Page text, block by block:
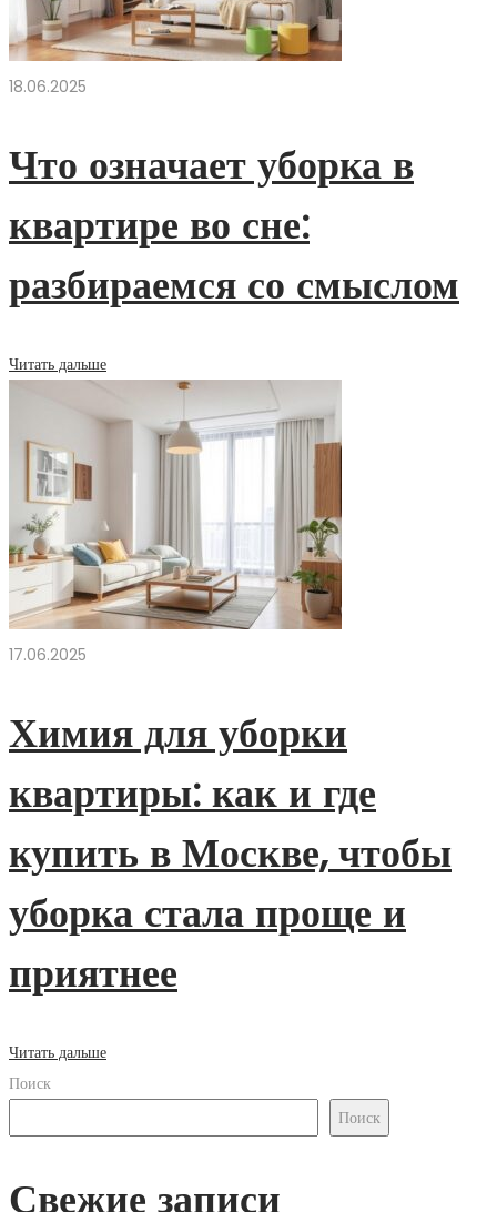
18.06.2025
Что означает уборка в
квартире во сне:
разбираемся со смыслом
Читать дальше
17.06.2025
Химия для уборки
квартиры: как и где
купить в Москве, чтобы
уборка стала проще и
приятнее
Читать дальше
Поиск
Поиск
Свежие записи